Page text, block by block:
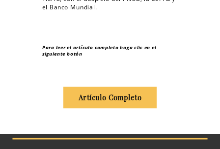
el Banco Mundial.
Para leer el artículo completo haga clic en el
siguiente botón
Artículo Completo